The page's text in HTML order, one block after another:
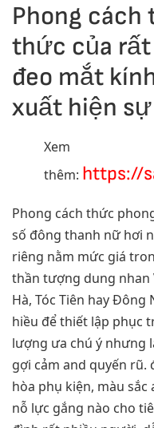
Phong cách
thức của rất
đeo mắt
xuất hiện
Xem
thêm: https://
Phong cách thức
số đông thanh nữ hơi
riêng nằm mức giá
thần tượng dung nhan
Hà, Tóc Tiên hay
hiều để thiết lập phục
lượng ưa chú ý nhưng
gợi cảm and quyến rũ.
hòa phụ kiện, màu
nỗ lực gắng nào cho